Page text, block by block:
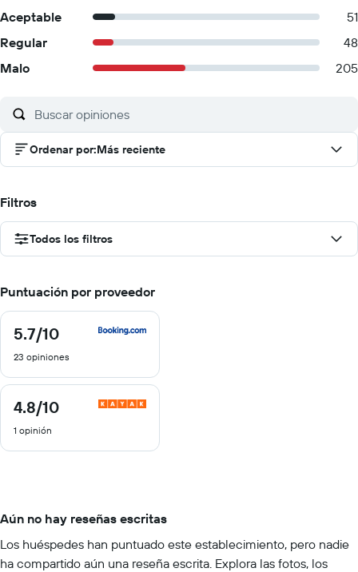
Aceptable
51
Regular
48
Malo
205
Ordenar por:Más reciente
Filtros
Todos los filtros
Puntuación por proveedor
5.7/10
5.7
10
23 opiniones
4.8/10
4.8
10
1 opinión
Aún no hay reseñas escritas
Los huéspedes han puntuado este establecimiento, pero nadie
ha compartido aún una reseña escrita. Explora las fotos, los